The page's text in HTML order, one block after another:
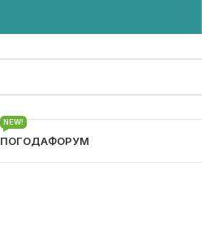
ПОГОДА
NEW!
ФОРУМ